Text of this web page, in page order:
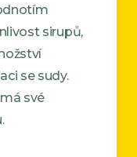
sirupů,
se sudy.
své